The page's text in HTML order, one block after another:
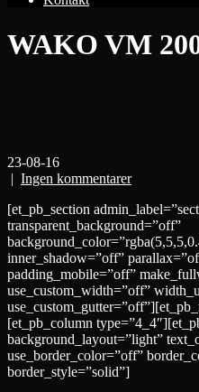
WAKO VM
23-08-16
| Ingen kommentarer
[et_pb_section
transparent_background=”off”
inner_shadow=”off”
padding_mobile=”off”
use_custom_width=”off”
[et_pb_column
background_layout=”light”
use_border_color=”off”
border_style=”solid”]